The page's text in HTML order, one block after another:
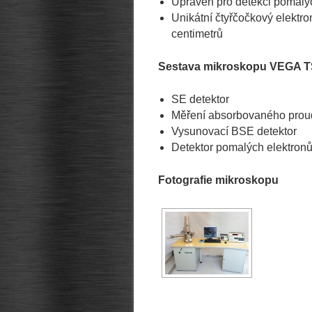
Unikátní čtyřčočkový
centimetrů
Sestava mikroskopu VEGA
SE detektor
Měření absorbovaného
Vysunovací BSE detektor
Detektor pomalých elektronů
Fotografie mikroskopu